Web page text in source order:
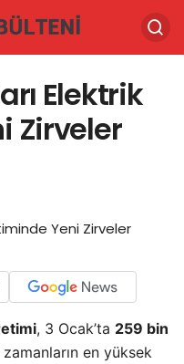
Elektrik
Zirveler
, 3 Ocak’ta 259 bin
en yüksek